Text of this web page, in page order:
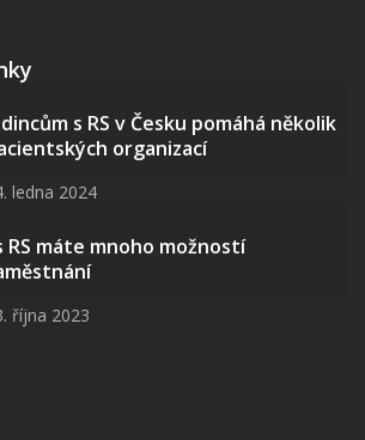
s RS v Česku pomáhá několik
organizací
ledna 2024
RS máte mnoho možností
října 2023